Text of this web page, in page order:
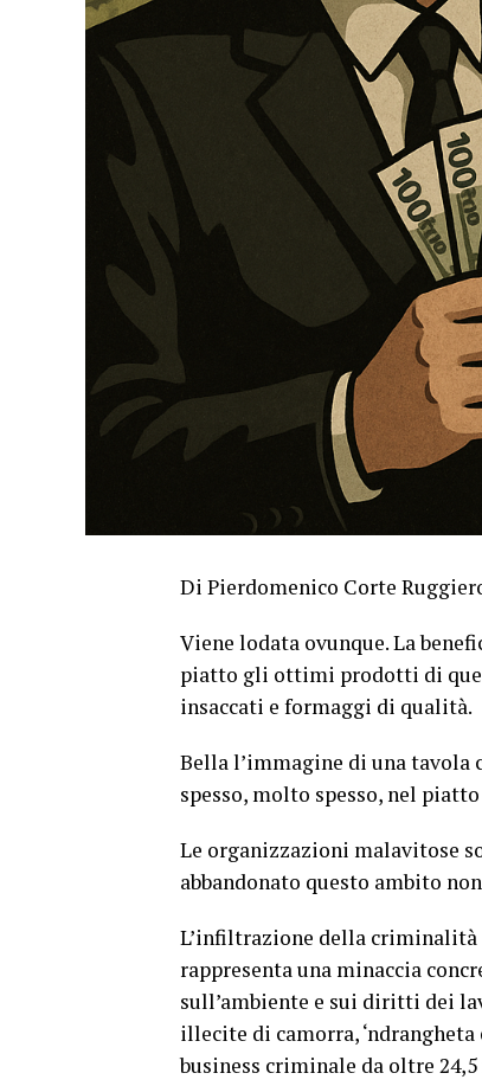
Di Pierdomenico Corte
Viene lodata ovunque. La
piatto gli ottimi prodotti di
insaccati e formaggi di qualità.
Bella l’immagine di una tavola
spesso, molto spesso, nel
Le organizzazioni malavitose
abbandonato questo ambito
L’infiltrazione della
rappresenta una minaccia
sull’ambiente e sui diritti dei
illecite di camorra,
business criminale da oltre